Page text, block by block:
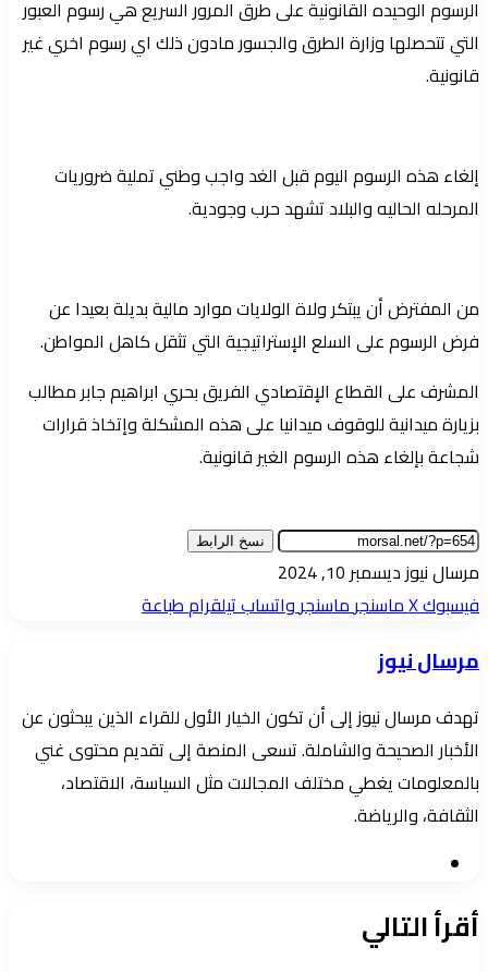
الرسوم الوحيده القانونية على طرق المرور السريع هي رسوم العبور
التي تتحصلها وزارة الطرق والجسور مادون ذلك اي رسوم اخري غير
قانونية.
إلغاء هذه الرسوم اليوم قبل الغد واجب وطني تملية ضروريات
المرحله الحاليه والبلاد تشهد حرب وجودية.
من المفترض أن يبتكر ولاة الولايات موارد مالية بديلة بعيدا عن
فرض الرسوم على السلع الإستراتيجية التي تثقل كاهل المواطن.
المشرف على القطاع الإقتصادي الفريق بحري ابراهيم جابر مطالب
بزيارة ميدانية للوقوف ميدانيا على هذه المشكلة وإتخاذ قرارات
شجاعة بإلغاء هذه الرسوم الغير قانونية.
نسخ الرابط
مرسال نيوزأرسل
بريدا
ديسمبر 10, 2024
فيسبوك‫Xماسنجرماسنجرواتسابتيلقرامطباعة
مرسال نيوز
تهدف مرسال نيوز إلى أن تكون الخيار الأول للقراء الذين يبحثون عن
الأخبار الصحيحة والشاملة. تسعى المنصة إلى تقديم محتوى غني
بالمعلومات يغطي مختلف المجالات مثل السياسة، الاقتصاد،
الثقافة، والرياضة.
أقرأ التالي